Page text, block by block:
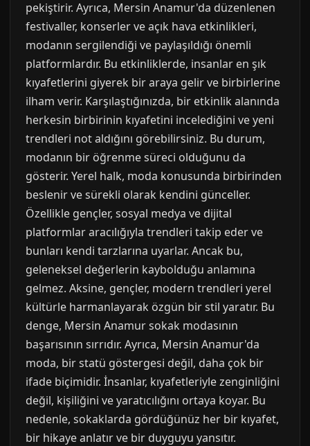
pekiştirir. Ayrıca, Mersin Anamur'da düzenlenen
festivaller, konserler ve açık hava etkinlikleri,
modanın sergilendiği ve paylaşıldığı önemli
platformlardır. Bu etkinliklerde, insanlar en şık
kıyafetlerini giyerek bir araya gelir ve birbirlerine
ilham verir. Karşılaştığınızda, bir etkinlik alanında
herkesin birbirinin kıyafetini incelediğini ve yeni
trendleri not aldığını görebilirsiniz. Bu durum,
modanın bir öğrenme süreci olduğunu da
gösterir. Yerel halk, moda konusunda birbirinden
beslenir ve sürekli olarak kendini günceller.
Özellikle gençler, sosyal medya ve dijital
platformlar aracılığıyla trendleri takip eder ve
bunları kendi tarzlarına uyarlar. Ancak bu,
geleneksel değerlerin kaybolduğu anlamına
gelmez. Aksine, gençler, modern trendleri yerel
kültürle harmanlayarak özgün bir stil yaratır. Bu
denge, Mersin Anamur sokak modasının
başarısının sırrıdır. Ayrıca, Mersin Anamur'da
moda, bir statü göstergesi değil, daha çok bir
ifade biçimidir. İnsanlar, kıyafetleriyle zenginliğini
değil, kişiliğini ve yaratıcılığını ortaya koyar. Bu
nedenle, sokaklarda gördüğünüz her bir kıyafet,
bir hikaye anlatır ve bir duyguyu yansıtır.